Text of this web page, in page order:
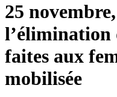
25
l’élimination
faites aux
mobilisée